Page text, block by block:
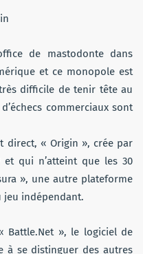
de mastodonte dans
et ce monopole est
difficile de tenir tête au
commerciaux sont
direct, « Origin », crée par
qui n’atteint que les 30
», une autre plateforme
jeu indépendant.
Battle.Net », le logiciel de
à se distinguer des autres